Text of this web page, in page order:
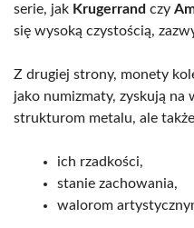
serie, jak Krugerrand czy
się wysoką czystością,
Z drugiej strony, monety
jako numizmaty, zyskują
strukturom metalu, ale
ich rzadkości,
stanie zachowania,
walorom